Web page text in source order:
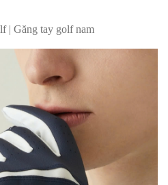
| Găng tay golf nam